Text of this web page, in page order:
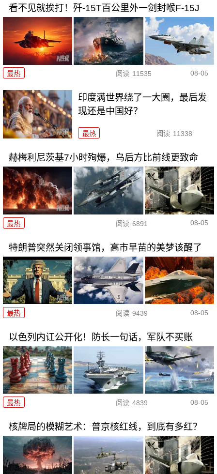
看不见就挨打！歼-15T百公里外一剑封喉F-15J
最热 阅读 11535 08-05
印度满世界绕了一大圈，最后发
现还是中国好？
最热 阅读 11338
赫梅利尼茨基7小时殉爆，乌后方比前线更致命
最热 阅读 6891 08-05
特朗普突然关闭领事馆，高市早苗的美梦该醒了
最热 阅读 9439 08-05
以色列内讧公开化！防长一句话，军队不买账
最热 阅读 4839 08-05
核牌局的模糊艺术：普京核红线，到底有多红？